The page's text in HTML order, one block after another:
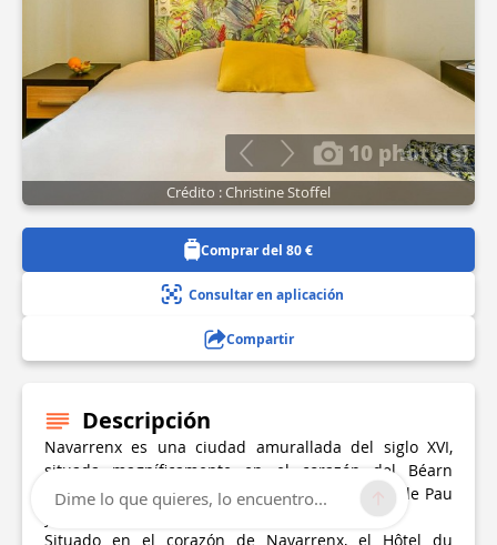
10 photo(s)
Crédito : Christine Stoffel
Comprar del 80 €
Consultar en aplicación
Compartir
Descripción
Navarrenx es una ciudad amurallada del siglo XVI,
situada magníficamente en el corazón del Béarn
pirenaico, a la misma distancia de los Pirineos, de Pau
y de Bayona.
Situado en el corazón de Navarrenx, el Hôtel du
Dime lo que quieres, lo encuentro...